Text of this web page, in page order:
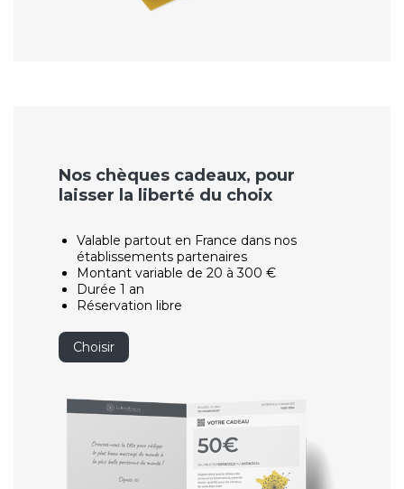
Nos chèques cadeaux, pour
laisser la liberté du choix
Valable partout en France dans nos
établissements partenaires
Montant variable de 20 à 300 €
Durée 1 an
Réservation libre
Choisir